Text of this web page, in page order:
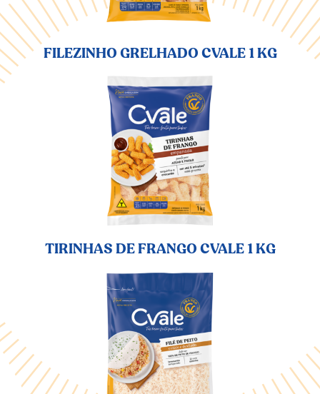
FILEZINHO GRELHADO CVALE 1 KG
TIRINHAS DE FRANGO CVALE 1 KG